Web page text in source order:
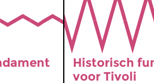
Historisch
voor Tivoli